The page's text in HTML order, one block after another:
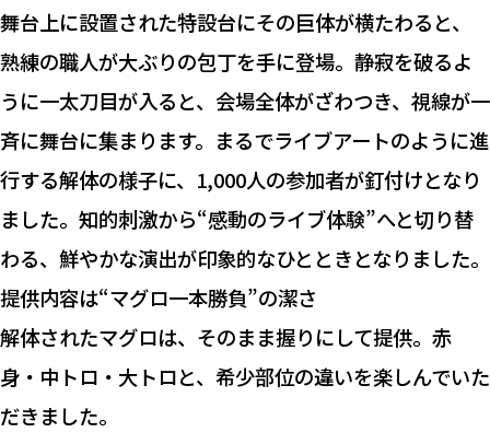
舞台上に設置された特設台にその巨体が横たわると、
熟練の職人が大ぶりの包丁を手に登場。静寂を破るよ
うに一太刀目が入ると、会場全体がざわつき、視線が一
斉に舞台に集まります。まるでライブアートのように進
行する解体の様子に、1,000人の参加者が釘付けとなり
ました。知的刺激から“感動のライブ体験”へと切り替
わる、鮮やかな演出が印象的なひとときとなりました。
提供内容は“マグロ一本勝負”の潔さ
解体されたマグロは、そのまま握りにして提供。赤
身・中トロ・大トロと、希少部位の違いを楽しんでいた
だきました。